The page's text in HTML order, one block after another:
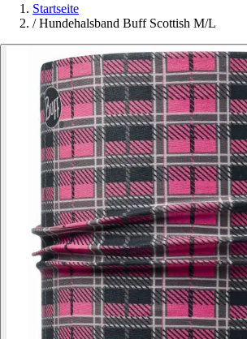
Startseite
/ Hundehalsband Buff Scottish M/L